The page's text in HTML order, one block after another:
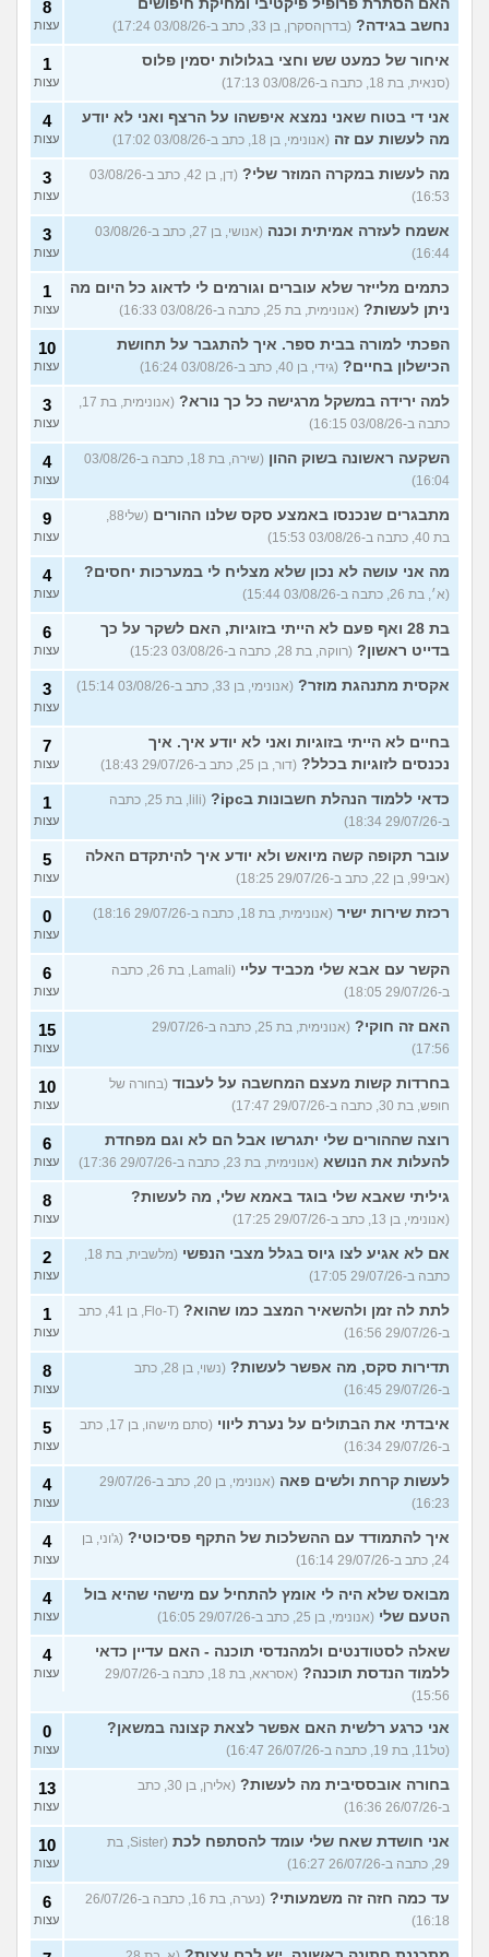
האם הסתרת פרופיל פיקטיבי ומחיקת חיפושים
נחשב בגידה? (בדרןהסקרן, בן 33, כתב ב-03/08/26 17:24)
8
עצות
איחור של כמעט שש וחצי בגלולות יסמין פלוס
(סנאית, בת 18, כתבה ב-03/08/26 17:13)
1
עצות
אני די בטוח שאני נמצא איפשהו על הרצף ואני לא יודע
מה לעשות עם זה (אנונימי, בן 18, כתב ב-03/08/26 17:02)
4
עצות
מה לעשות במקרה המוזר שלי?
(דן, בן 42, כתב ב-03/08/26
16:53)
3
עצות
אשמח לעזרה אמיתית וכנה
(אנושי, בן 27, כתב ב-03/08/26
16:44)
3
עצות
כתמים מלייזר שלא עוברים וגורמים לי לדאוג כל היום מה
ניתן לעשות? (אנונימית, בת 25, כתבה ב-03/08/26 16:33)
1
עצות
הפכתי למורה בבית ספר. איך להתגבר על תחושת
הכישלון בחיים? (גידי, בן 40, כתב ב-03/08/26 16:24)
10
עצות
למה ירידה במשקל מרגישה כל כך נורא?
(אנונימית, בת 17,
כתבה ב-03/08/26 16:15)
3
עצות
השקעה ראשונה בשוק ההון
(שירה, בת 18, כתבה ב-03/08/26
16:04)
4
עצות
מתבגרים שנכנסו באמצע סקס שלנו ההורים
(שלי88,
בת 40, כתבה ב-03/08/26 15:53)
9
עצות
מה אני עושה לא נכון שלא מצליח לי במערכות יחסים?
(א׳, בת 26, כתבה ב-03/08/26 15:44)
4
עצות
בת 28 ואף פעם לא הייתי בזוגיות, האם לשקר על כך
בדייט ראשון? (רווקה, בת 28, כתבה ב-03/08/26 15:23)
6
עצות
אקסית מתנהגת מוזר? (אנונימי, בן 33, כתב ב-03/08/26 15:14) 3
עצות
בחיים לא הייתי בזוגיות ואני לא יודע איך. איך
נכנסים לזוגיות בכלל? (דור, בן 25, כתב ב-29/07/26 18:43)
7
עצות
כדאי ללמוד הנהלת חשבונות בipc?
(lili, בת 25, כתבה
ב-29/07/26 18:34)
1
עצות
עובר תקופה קשה מיואש ולא יודע איך להיתקדם האלה
(אבי99, בן 22, כתב ב-29/07/26 18:25)
5
עצות
רכזת שירות ישיר (אנונימית, בת 18, כתבה ב-29/07/26 18:16) 0
עצות
הקשר עם אבא שלי מכביד עליי
(Lamali, בת 26, כתבה
ב-29/07/26 18:05)
6
עצות
האם זה חוקי?
(אנונימית, בת 25, כתבה ב-29/07/26
17:56)
15
עצות
בחרדות קשות מעצם המחשבה על לעבוד (בחורה של
חופש, בת 30, כתבה ב-29/07/26 17:47)
10
עצות
רוצה שההורים שלי יתגרשו אבל הם לא וגם מפחדת
להעלות את הנושא (אנונימית, בת 23, כתבה ב-29/07/26 17:36)
6
עצות
גיליתי שאבא שלי בוגד באמא שלי, מה לעשות?
(אנונימי, בן 13, כתב ב-29/07/26 17:25)
8
עצות
אם לא אגיע לצו גיוס בגלל מצבי הנפשי
(מלשבית, בת 18,
כתבה ב-29/07/26 17:05)
2
עצות
לתת לה זמן ולהשאיר המצב כמו שהוא?
(Flo-T, בן 41, כתב
ב-29/07/26 16:56)
1
עצות
תדירות סקס, מה אפשר לעשות?
(נשוי, בן 28, כתב
ב-29/07/26 16:45)
8
עצות
איבדתי את הבתולים על נערת ליווי
(סתם מישהו, בן 17, כתב
ב-29/07/26 16:34)
5
עצות
לעשות קרחת ולשים פאה
(אנונימי, בן 20, כתב ב-29/07/26
16:23)
4
עצות
איך להתמודד עם ההשלכות של התקף פסיכוטי? (ג'וני, בן
24, כתב ב-29/07/26 16:14)
4
עצות
מבואס שלא היה לי אומץ להתחיל עם מישהי שהיא בול
הטעם שלי (אנונימי, בן 25, כתב ב-29/07/26 16:05)
4
עצות
שאלה לסטודנטים ולמהנדסי תוכנה - האם עדיין כדאי
ללמוד הנדסת תוכנה?
(אסראא, בת 18, כתבה ב-29/07/26
15:56)
4
עצות
אני כרגע רלשית האם אפשר לצאת קצונה במשאן?
(טל11, בת 19, כתבה ב-26/07/26 16:47)
0
עצות
בחורה אובססיבית מה לעשות?
(אלירן, בן 30, כתב
ב-26/07/26 16:36)
13
עצות
אני חושדת שאח שלי עומד להסתפח לכת
(Sister, בת
29, כתבה ב-26/07/26 16:27)
10
עצות
עד כמה חזה זה משמעותי?
(נערה, בת 16, כתבה ב-26/07/26
16:18)
6
עצות